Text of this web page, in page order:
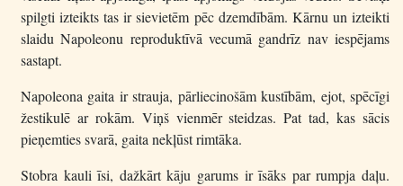
spilgti izteikts tas ir sievietēm pēc dzemdībām. Kārnu un izteikti
slaidu Napoleonu reproduktīvā vecumā gandrīz nav iespējams
sastapt.
Napoleona gaita ir strauja, pārliecinošām kustībām, ejot, spēcīgi
žestikulē ar rokām. Viņš vienmēr steidzas. Pat tad, kas sācis
pieņemties svarā, gaita nekļūst rimtāka.
Stobra kauli īsi, dažkārt kāju garums ir īsāks par rumpja daļu.